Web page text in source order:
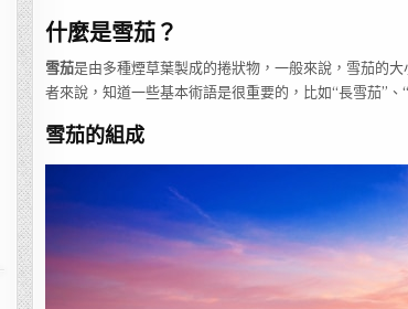
什麼是雪茄？
雪茄是由多種煙草葉製成的捲狀物，一般來說，雪茄的
者來說，知道一些基本術語是很重要的，比如“長雪茄”
雪茄的組成